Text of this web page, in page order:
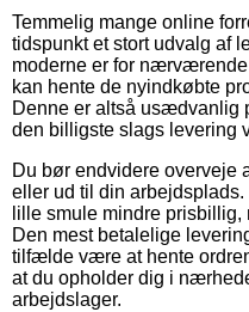
Temmelig mange online
tidspunkt et stort udvalg af
moderne er for
kan hente de nyindkøbte
Denne er altså usædvanlig
den billigste slags levering
Du bør endvidere overveje
eller ud til din
lille smule mindre
Den mest betalelige
tilfælde være at hente
at du opholder dig i
arbejdslager.